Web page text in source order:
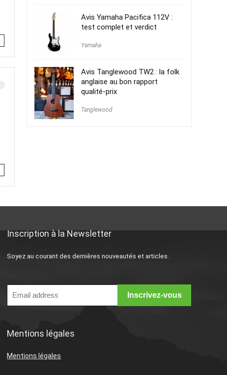
Avis Yamaha Pacifica 112V :
test complet et verdict
Yamaha
Avis Tanglewood TW2 : la folk
anglaise au bon rapport
qualité-prix
Tanglewood
Inscription à la Newsletter
Soyez au courant des dernières nouveautés et articles.
Mentions légales
Mentions légales